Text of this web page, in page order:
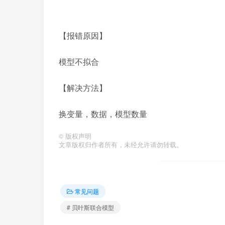
【报错原因】
模型不拟合
【解决方法】
换变量，数据，模型数量
© 版权声明
文章版权归作者所有，未经允许请勿转载。
常见问题
# 贝叶斯联合模型